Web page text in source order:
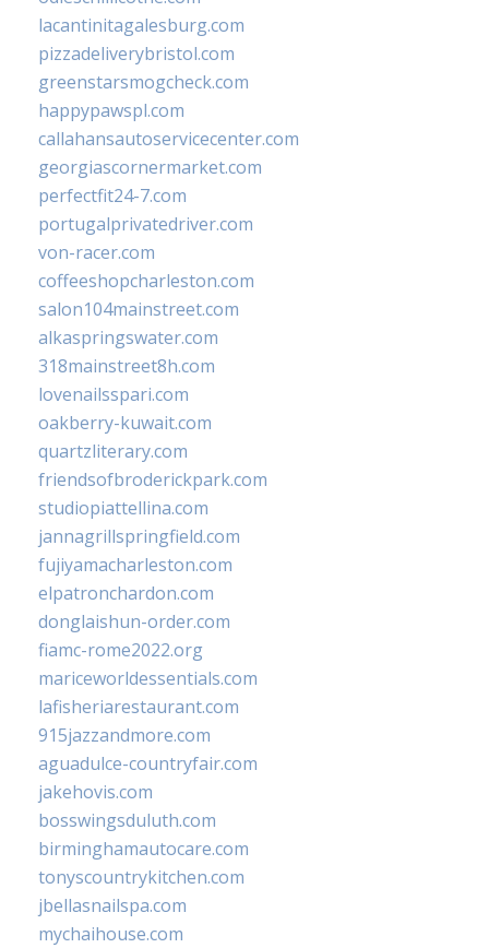
lacantinitagalesburg.com
pizzadeliverybristol.com
greenstarsmogcheck.com
happypawspl.com
callahansautoservicecenter.com
georgiascornermarket.com
perfectfit24-7.com
portugalprivatedriver.com
von-racer.com
coffeeshopcharleston.com
salon104mainstreet.com
alkaspringswater.com
318mainstreet8h.com
lovenailsspari.com
oakberry-kuwait.com
quartzliterary.com
friendsofbroderickpark.com
studiopiattellina.com
jannagrillspringfield.com
fujiyamacharleston.com
elpatronchardon.com
donglaishun-order.com
fiamc-rome2022.org
mariceworldessentials.com
lafisheriarestaurant.com
915jazzandmore.com
aguadulce-countryfair.com
jakehovis.com
bosswingsduluth.com
birminghamautocare.com
tonyscountrykitchen.com
jbellasnailspa.com
mychaihouse.com